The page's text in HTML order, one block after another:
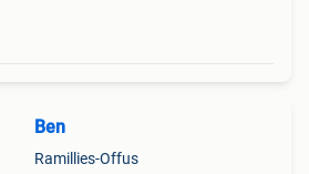
Ben
Ramillies-Offus